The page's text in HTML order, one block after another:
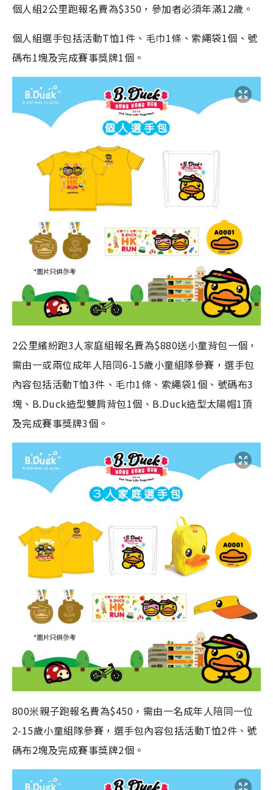
個人組2公里跑報名費為$350，參加者必須年滿12歲。
個人組選手包括活動T恤1件、毛巾1條、索繩袋1個、號
碼布1塊及完成賽事獎牌1個。
2公里繽紛跑3人家庭組報名費為$880送小童背包一個，
需由一或兩位成年人陪同6-15歲小童組隊參賽，選手包
內容包括活動T恤3件、毛巾1條、索繩袋1個、號碼布3
塊、B.Duck造型雙肩背包1個、B.Duck造型太陽帽1頂
及完成賽事獎牌3個。
800米親子跑報名費為$450，需由一名成年人陪同一位
2-15歲小童組隊參賽，選手包內容包括活動T恤2件、號
碼布2塊及完成賽事獎牌2個。